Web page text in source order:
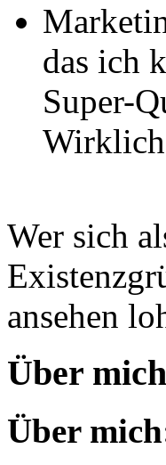
das ich
Super-
Wer sich
ansehen
Über mich
Über